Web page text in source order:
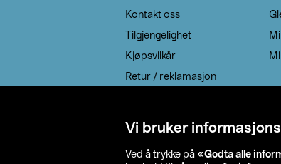
Vi bruker
Ved å trykke på «Godta alle
Kontakt oss
Tilgjengelighet
Kjøpsvilkår
Retur / reklamasjon